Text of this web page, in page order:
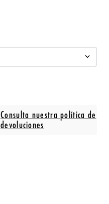
Consulta nuestra política de
devoluciones